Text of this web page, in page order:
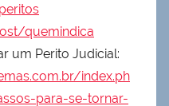
quemindica
um Perito Judicial:
index.ph
para-se-tornar-